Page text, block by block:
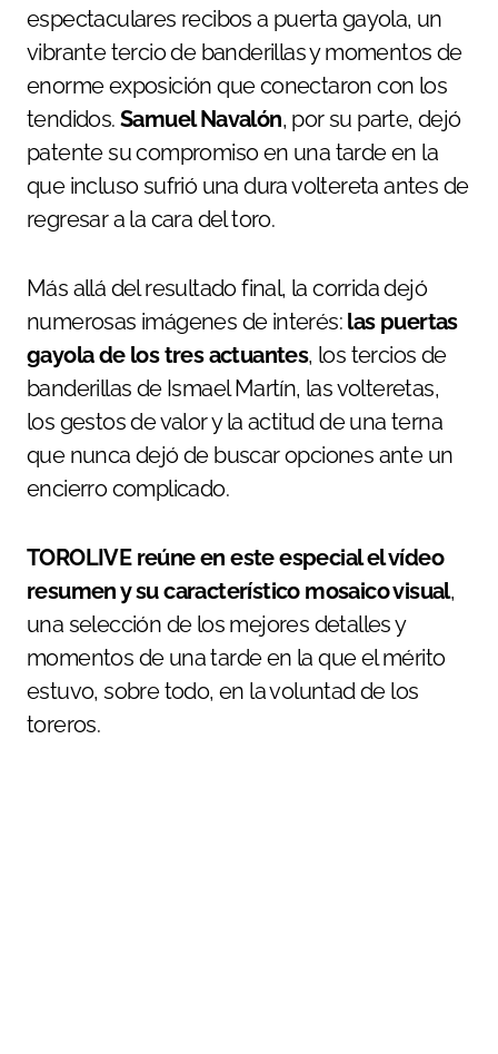
espectaculares recibos a puerta gayola, un
vibrante tercio de banderillas y momentos de
enorme exposición que conectaron con los
tendidos.Samuel Navalón, por su parte, dejó
patente su compromiso en una tarde en la
que incluso sufrió una dura voltereta antes de
regresar a la cara del toro.
Más allá del resultado final, la corrida dejó
numerosas imágenes de interés: las puertas
gayola de los tres actuantes, los tercios de
banderillas de Ismael Martín, las volteretas,
los gestos de valor y la actitud de una terna
que nunca dejó de buscar opciones ante un
encierro complicado.
TOROLIVE reúne en este especial el vídeo
resumen y su característico mosaico visual,
una selección de los mejores detalles y
momentos de una tarde en la que el mérito
estuvo, sobre todo, en la voluntad de los
toreros.